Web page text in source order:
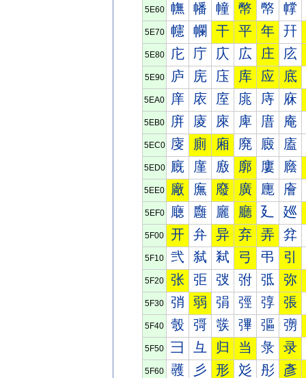
5E60 幠 幡 幢 幣 幤 幥
5E70 幰 幱 干 平 年 幵
5E80 庀 庁 庂 広 庄 庅
5E90 庐 庑 庒 库 应 底
5EA0 庠 庡 庢 庣 庤 庥
5EB0 庰 庱 庲 庳 庴 庵
5EC0 廀 廁 廂 廃 廄 廅
5ED0 廐 廑 廒 廓 廔 廕
5EE0 廠 廡 廢 廣 廤 廥
5EF0 廰 廱 廲 廳 廴 廵
5F00 开 弁 异 弃 弄 弅
5F10 弐 弑 弒 弓 弔 引
5F20 张 弡 弢 弣 弤 弥
5F30 弰 弱 弲 弳 弴 張
5F40 彀 彁 彂 彃 彄 彅
5F50 彐 彑 归 当 彔 录
5F60 彠 彡 形 彣 彤 彥